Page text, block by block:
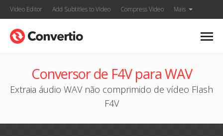
Video Editor Add Subtitles to Video Compress Video Mais
Conversor de F4V para WAV
Extraia áudio WAV não comprimido de vídeo Flash
F4V